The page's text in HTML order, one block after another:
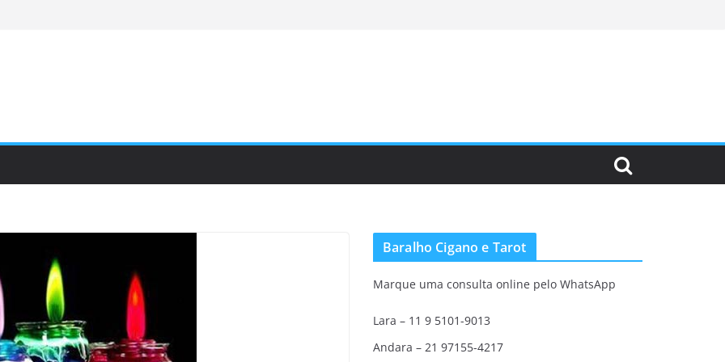
Baralho Cigano e Tarot
Marque uma consulta online pelo WhatsApp
Lara – 11 9 5101-9013
Andara – 21 97155-4217